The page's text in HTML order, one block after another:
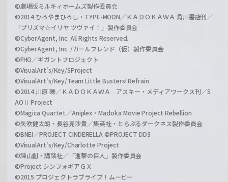
©劇場版ミルキィホームズ製作委員会
©2014 ひろやまひろし・TYPE-MOON／ＫＡＤＯＫＡＷＡ 角川書店刊／
「プリズマ☆イリヤ ツヴァイ！」製作委員会
©CyberAgent, Inc. All Rights Reserved.
©CyberAgent, Inc. /ガールフレンド（仮）製作委員会
©FHO／ギガントプロジェクト
©VisualArt's/Key/SProject
©VisualArt's/Key/Team Little Busters! Refrain
©2014 川原 礫／ＫＡＤＯＫＡＷＡ アスキー・メディアワークス刊／S
AOⅡ Project
©Magica Quartet／Aniplex・Madoka Movie Project Rebellion
©矢吹健太朗・長谷見沙貴／集英社・とらぶるダークネス製作委員会
©BNEI／PROJECT CINDERELLA ©PROJECT DD3
©VisualArt's/Key/Charlotte Project
©諫山創・講談社／「進撃の巨人」製作委員会
©Project シンフォギアＧＸ
©2015 プロジェクトラブライブ！ムービー